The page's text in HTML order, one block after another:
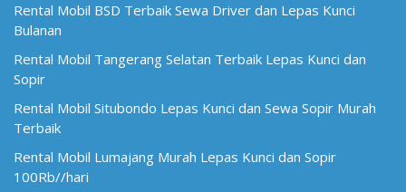
Rental Mobil BSD Terbaik Sewa Driver dan Lepas Kunci
Bulanan
Rental Mobil Tangerang Selatan Terbaik Lepas Kunci dan
Sopir
Rental Mobil Situbondo Lepas Kunci dan Sewa Sopir Murah
Terbaik
Rental Mobil Lumajang Murah Lepas Kunci dan Sopir
100Rb//hari